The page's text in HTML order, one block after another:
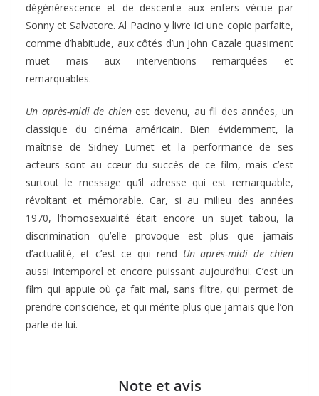
dégénérescence et de descente aux enfers vécue par
Sonny et Salvatore. Al Pacino y livre ici une copie parfaite,
comme d’habitude, aux côtés d’un John Cazale quasiment
muet mais aux interventions remarquées et
remarquables.
Un après-midi de chienest devenu, au fil des années, un
classique du cinéma américain. Bien évidemment, la
maîtrise de Sidney Lumet et la performance de ses
acteurs sont au cœur du succès de ce film, mais c’est
surtout le message qu’il adresse qui est remarquable,
révoltant et mémorable. Car, si au milieu des années
1970, l’homosexualité était encore un sujet tabou, la
discrimination qu’elle provoque est plus que jamais
d’actualité, et c’est ce qui rend Un après-midi de chien
aussi intemporel et encore puissant aujourd’hui. C’est un
film qui appuie où ça fait mal, sans filtre, qui permet de
prendre conscience, et qui mérite plus que jamais que l’on
parle de lui.
Note et avis